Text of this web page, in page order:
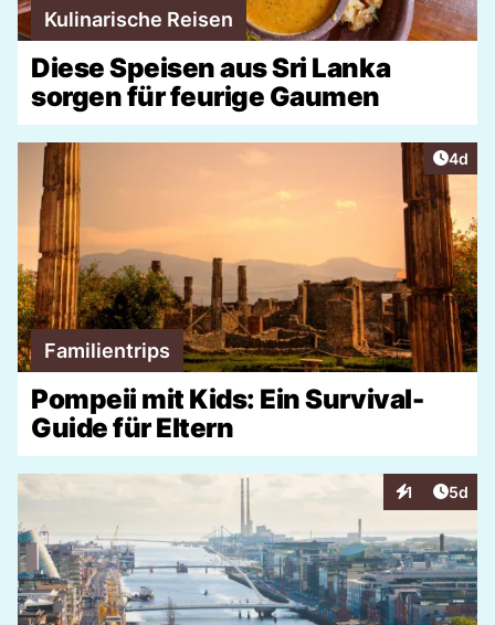
Kulinarische Reisen
Diese Speisen aus Sri Lanka
sorgen für feurige Gaumen
4d
Familientrips
Pompeii mit Kids: Ein Survival-
Guide für Eltern
1
Interaktionen
5d